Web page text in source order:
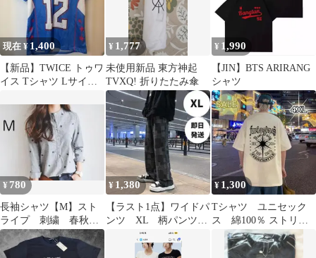
現在 ¥ 1,400
【新品】TWICE トゥワ
イス Tシャツ Lサイズ
¥ 1,777
未使用新品 東方神起
TVXQ! 折りたたみ傘
¥ 1,990
【JIN】BTS ARIRANG
シャツ
¥ 780
長袖シャツ【M】スト
ライプ 刺繍 春秋
ブラウス 韓国ファッ
ション
¥ 1,380
【ラスト1点】ワイドパ
ンツ XL 柄パンツ
韓国 原宿 ブラック
¥ 1,300
Tシャツ ユニセック
ス 綿100％ ストリー
ト系 バックプリン
ト 韓国 Y2K